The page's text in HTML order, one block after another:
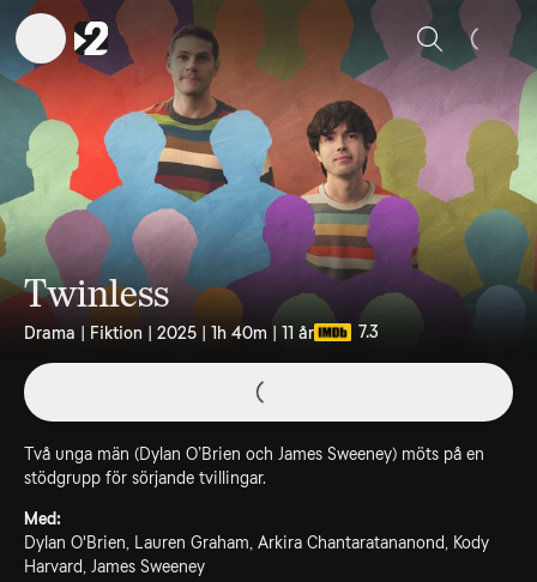
Sök
Twinless
Drama | Fiktion | 2025 | 1h 40m | 11 år 7.3
Två unga män (Dylan O’Brien och James Sweeney) möts på en
stödgrupp för sörjande tvillingar.
Med:
Dylan O'Brien, Lauren Graham, Arkira Chantaratananond, Kody
Harvard, James Sweeney